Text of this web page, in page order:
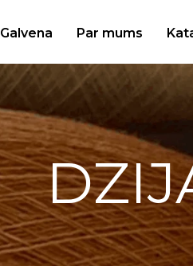
Galvena Par mums